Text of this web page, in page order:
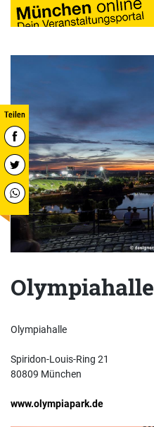
Olympiahalle
Olympiahalle
Spiridon-Louis-Ring 21
80809 München
www.olympiapark.de